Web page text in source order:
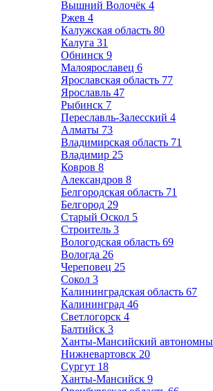
Вышний Волочёк 4
Ржев 4
Калужская область 80
Калуга 31
Обнинск 9
Малоярославец 6
Ярославская область 77
Ярославль 47
Рыбинск 7
Переславль-Залесский 4
Алматы 73
Владимирская область 71
Владимир 25
Ковров 8
Александров 8
Белгородская область 71
Белгород 29
Старый Оскол 5
Строитель 3
Вологодская область 69
Вологда 26
Череповец 25
Сокол 3
Калининградская область 67
Калининград 46
Светлогорск 4
Балтийск 3
Ханты-Мансийский
Нижневартовск 20
Сургут 18
Ханты-Мансийск 9